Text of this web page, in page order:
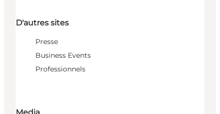
D'autres sites
Presse
Business Events
Professionnels